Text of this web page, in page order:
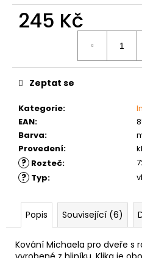
245 Kč
Kategorie:
EAN:
Barva:
Provedení:
? Rozteč:
? Typ:
Zeptat se
Popis Související (6)
Kování Michaela pro dveře s
j
NÝT
DVOJDÍLNÝ
3,5X10
NIKL
Kč